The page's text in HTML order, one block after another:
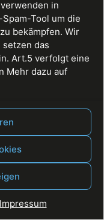
in
Tool um die
bekämpfen. Wir
das
Art.5 verfolgt eine
Mehr dazu auf
Räume